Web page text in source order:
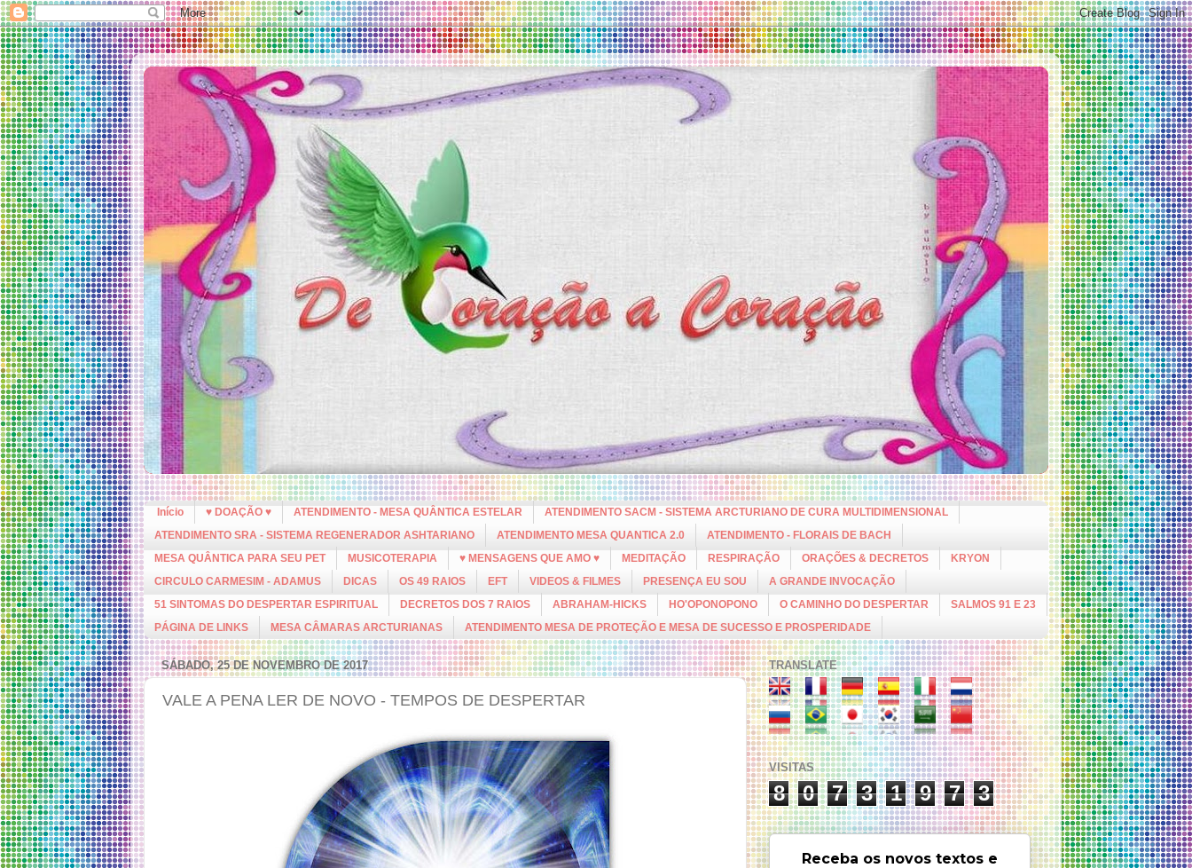
Início ♥ DOAÇÃO ♥ ATENDIMENTO - MESA QUÂNTICA ESTELAR
ATENDIMENTO SACM - SISTEMA ARCTURIANO DE CURA MULTIDIMENSIONAL
ATENDIMENTO SRA - SISTEMA REGENERADOR ASHTARIANO
ATENDIMENTO MESA QUANTICA 2.0
ATENDIMENTO - FLORAIS DE BACH
MESA QUÂNTICA PARA SEU PET
MUSICOTERAPIA ♥ MENSAGENS QUE AMO ♥ MEDITAÇÃO RESPIRAÇÃO ORAÇÕES & DECRETOS
KRYON
CIRCULO CARMESIM - ADAMUS
DICAS OS 49 RAIOS EFT VIDEOS & FILMES PRESENÇA EU SOU
A GRANDE INVOCAÇÃO
51 SINTOMAS DO DESPERTAR ESPIRITUAL
DECRETOS DOS 7 RAIOS ABRAHAM-HICKS HO'OPONOPONO O CAMINHO DO DESPERTAR
SALMOS 91 E 23
PÁGINA DE LINKS
MESA CÂMARAS ARCTURIANAS ATENDIMENTO MESA DE PROTEÇÃO E MESA DE SUCESSO E PROSPERIDADE
SÁBADO, 25 DE NOVEMBRO DE 2017
VALE A PENA LER DE NOVO - TEMPOS DE DESPERTAR
TRANSLATE
VISITAS
8 0 7 3 1 9 7 3
Receba os novos textos e